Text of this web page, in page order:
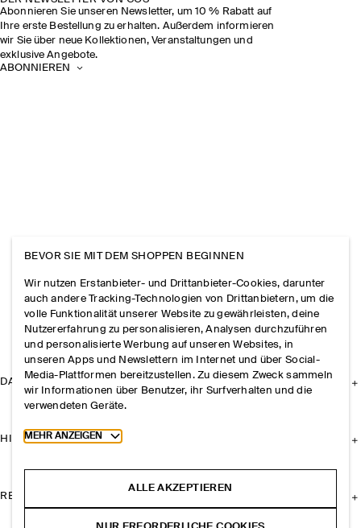
Abonnieren Sie unseren Newsletter, um 10 % Rabatt auf
Ihre erste Bestellung zu erhalten. Außerdem informieren
wir Sie über neue Kollektionen, Veranstaltungen und
exklusive Angebote.
ABONNIEREN
DAS UNTERNEHMEN
HILFE
RECHTLICHES
BEVOR SIE MIT DEM SHOPPEN BEGINNEN
Wir nutzen Erstanbieter- und Drittanbieter-Cookies, darunter
auch andere Tracking-Technologien von Drittanbietern, um die
volle Funktionalität unserer Website zu gewährleisten, deine
Nutzererfahrung zu personalisieren, Analysen durchzuführen
und personalisierte Werbung auf unseren Websites, in
unseren Apps und Newslettern im Internet und über Social-
Media-Plattformen bereitzustellen. Zu diesem Zweck sammeln
wir Informationen über Benutzer, ihr Surfverhalten und die
verwendeten Geräte.
Toggle more cookie information
MEHR ANZEIGEN
ALLE AKZEPTIEREN